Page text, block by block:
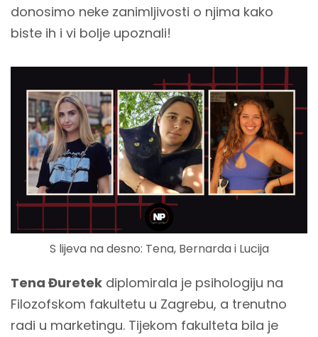
donosimo neke zanimljivosti o njima kako
biste ih i vi bolje upoznali!
S lijeva na desno: Tena, Bernarda i Lucija
Tena Đuretek diplomirala je psihologiju na
Filozofskom fakultetu u Zagrebu, a trenutno
radi u marketingu. Tijekom fakulteta bila je